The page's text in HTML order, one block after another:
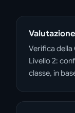
Verifica della
Livello 2:
classe, in